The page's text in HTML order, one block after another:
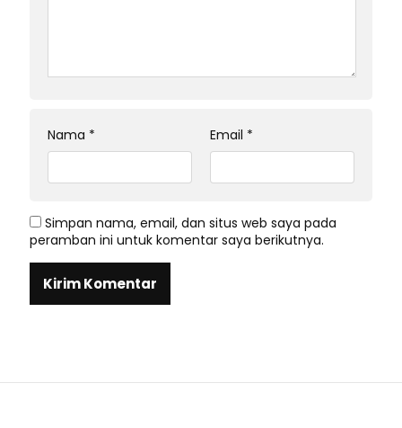
Nama * Email *
Simpan nama, email, dan situs web saya pada
peramban ini untuk komentar saya berikutnya.